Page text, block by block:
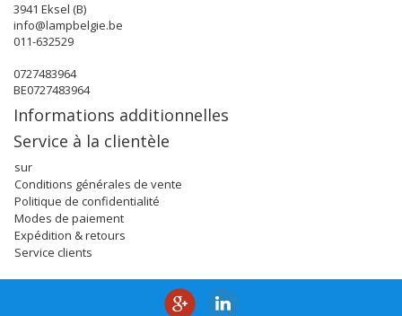
3941 Eksel (B)
info@lampbelgie.be
011-632529
0727483964
BE0727483964
Informations additionnelles
Service à la clientèle
sur
Conditions générales de vente
Politique de confidentialité
Modes de paiement
Expédition & retours
Service clients